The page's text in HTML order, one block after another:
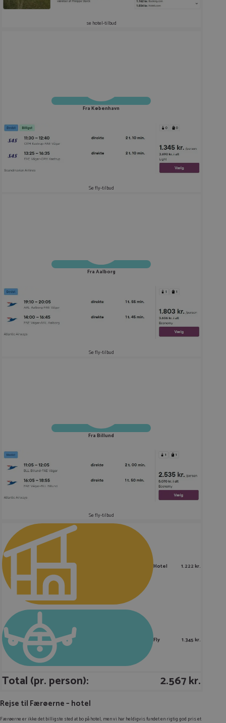
se hotel-tilbud
Fra København
Se fly-tilbud
Fra Aalborg
Se fly-tilbud
Fra Billund
Se fly-tilbud
Hotel 1.222 kr.
Fly 1.345 kr.
Total (pr. person): 2.567 kr.
Rejse til Færøerne – hotel
Færøerne er ikke det billigste sted at bo på hotel, men vi har heldigvis fundet en rigtig god pris et